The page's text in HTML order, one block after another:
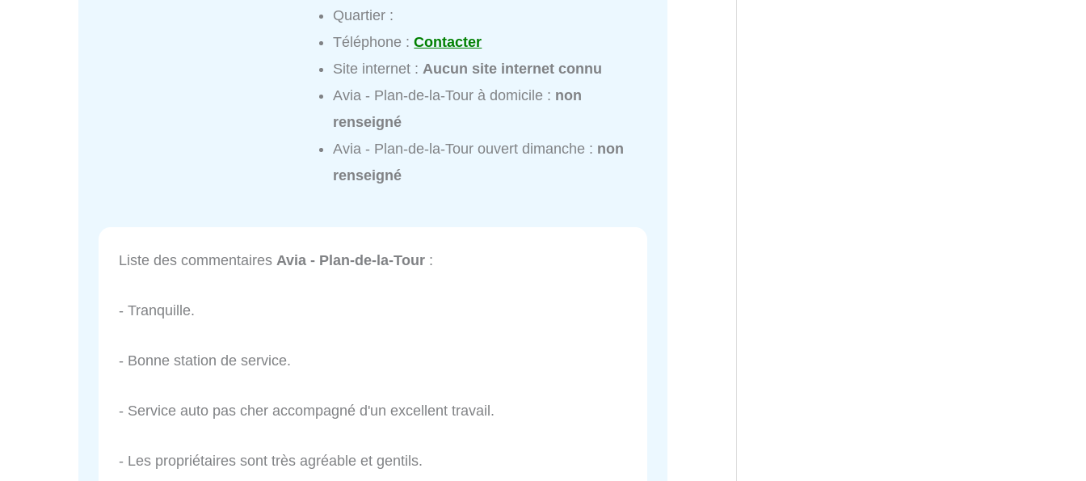
Quartier :
Téléphone :Contacter
Site internet :Aucun site internet connu
Avia - Plan-de-la-Tour à domicile : non
renseigné
Avia - Plan-de-la-Tour ouvert dimanche : non
renseigné
Liste des commentaires Avia - Plan-de-la-Tour :
- Tranquille.
- Bonne station de service.
- Service auto pas cher accompagné d'un excellent travail.
- Les propriétaires sont très agréable et gentils.